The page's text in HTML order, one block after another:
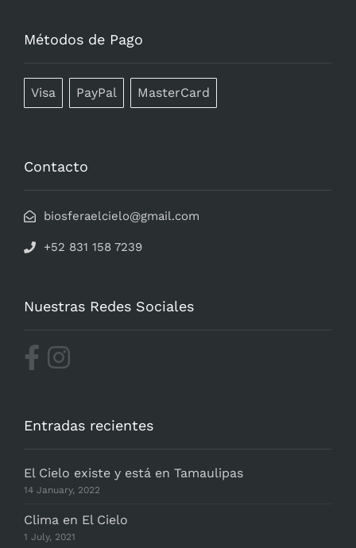
Métodos de Pago
Visa PayPal MasterCard
Contacto
biosferaelcielo@gmail.com
+52 831 158 7239
Nuestras Redes Sociales
Entradas recientes
El Cielo existe y está en Tamaulipas
14 January, 2022
Clima en El Cielo
1 July, 2021